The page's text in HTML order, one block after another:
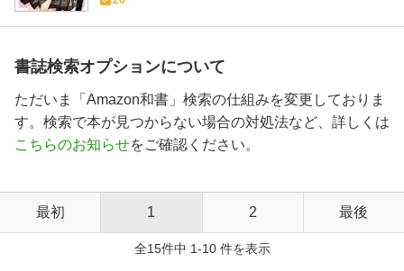
書誌検索オプションについて
ただいま「Amazon和書」検索の仕組みを変更しておりま
す。検索で本が見つからない場合の対処法など、詳しくは
こちらのお知らせをご確認ください。
最初 1 2 最後
全15件中 1-10 件を表示